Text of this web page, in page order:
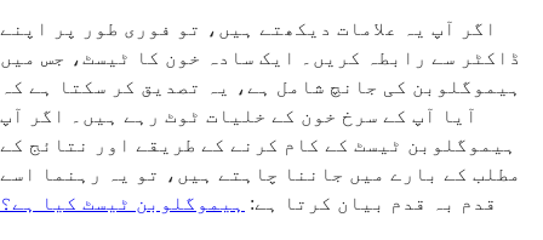
اگر آپ یہ علامات دیکھتے ہیں، تو فوری طور پر اپنے
ڈاکٹر سے رابطہ کریں۔ ایک سادہ خون کا ٹیسٹ، جس میں
ہیموگلوبن کی جانچ شامل ہے، یہ تصدیق کر سکتا ہے کہ
آیا آپ کے سرخ خون کے خلیات ٹوٹ رہے ہیں۔ اگر آپ
ہیموگلوبن ٹیسٹ کے کام کرنے کے طریقے اور نتائج کے
مطلب کے بارے میں جاننا چاہتے ہیں، تو یہ رہنما اسے
قدم بہ قدم بیان کرتا ہے: ہیموگلوبن ٹیسٹ کیا ہے؟